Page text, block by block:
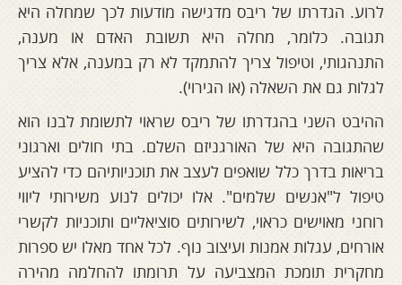
לרוע. הגדרתו של ריבס מדגישה מודעות לכך שמחלה היא
תגובה. כלומר, מחלה היא תשובת האדם או מענה,
התנהגותי, וטיפול צריך להתמקד לא רק במענה, אלא צריך
לגלות גם את השאלה (או הגירוי).
ההיבט השני בהגדרתו של ריבס שראוי לתשומת לבנו הוא
שהתגובה היא של האורגניזם השלם. בתי חולים וארגוני
בריאות בדרך כלל שואפים לעצב את תוכניותיהם כדי להציע
טיפול ל"אנשים שלמים". אלו יכולים לנוע משירותי ליווי
רוחני מאוישים כראוי, לשירותים סוציאליים ותוכניות לקשרי
אורחים, עגלות אמנות ועיצוב נוף. לכל אחד מאלו יש ספרות
מחקרית תומכת המצביעה על תרומתו להחלמה מהירה